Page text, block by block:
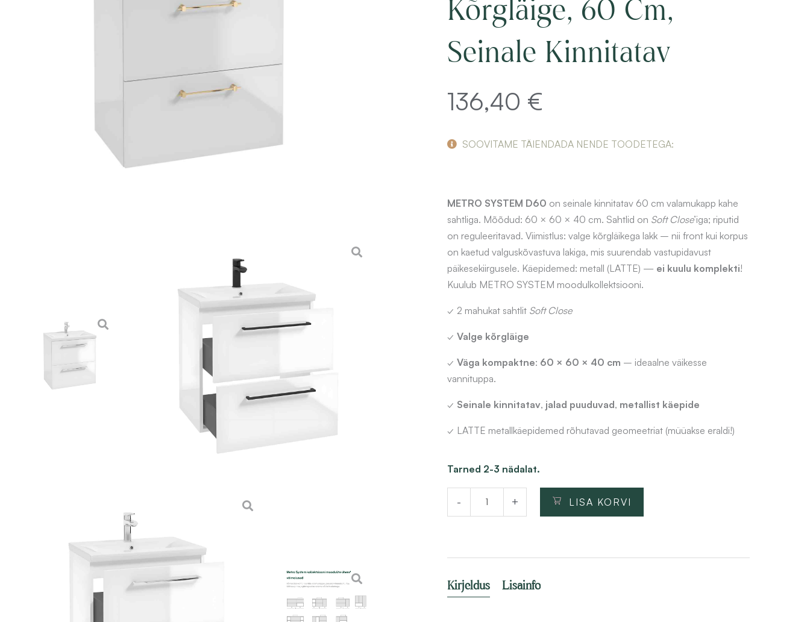
Kõrgläige, 60 Cm,
Seinale Kinnitatav
136,40 €
SOOVITAME TÄIENDADA NENDE TOODETEGA:
METRO SYSTEM D60 on seinale kinnitatav 60 cm valamukapp kahe
sahtliga. Mõõdud: 60 × 60 × 40 cm. Sahtlid on Soft Close’iga; riputid
on reguleeritavad. Viimistlus: valge kõrgläikega lakk – nii front kui korpus
on kaetud valguskõvastuva lakiga, mis suurendab vastupidavust
päikesekiirgusele. Käepidemed: metall (LATTE) — ei kuulu komplekti!
Kuulub METRO SYSTEM moodulkollektsiooni.
✓ 2 mahukat sahtlit Soft Close
✓ Valge kõrgläige
✓ Väga kompaktne: 60 × 60 × 40 cm – ideaalne väikesse
vannituppa.
✓ Seinale kinnitatav, jalad puuduvad, metallist käepide
✓ LATTE metallkäepidemed rõhutavad geomeetriat (müüakse eraldi!)
Tarned 2-3 nädalat.
-
Valamukapp
METRO
SYSTEM
D60,
kõrgläige,
cm,
+ LISA KORVI
Kirjeldus Lisainfo